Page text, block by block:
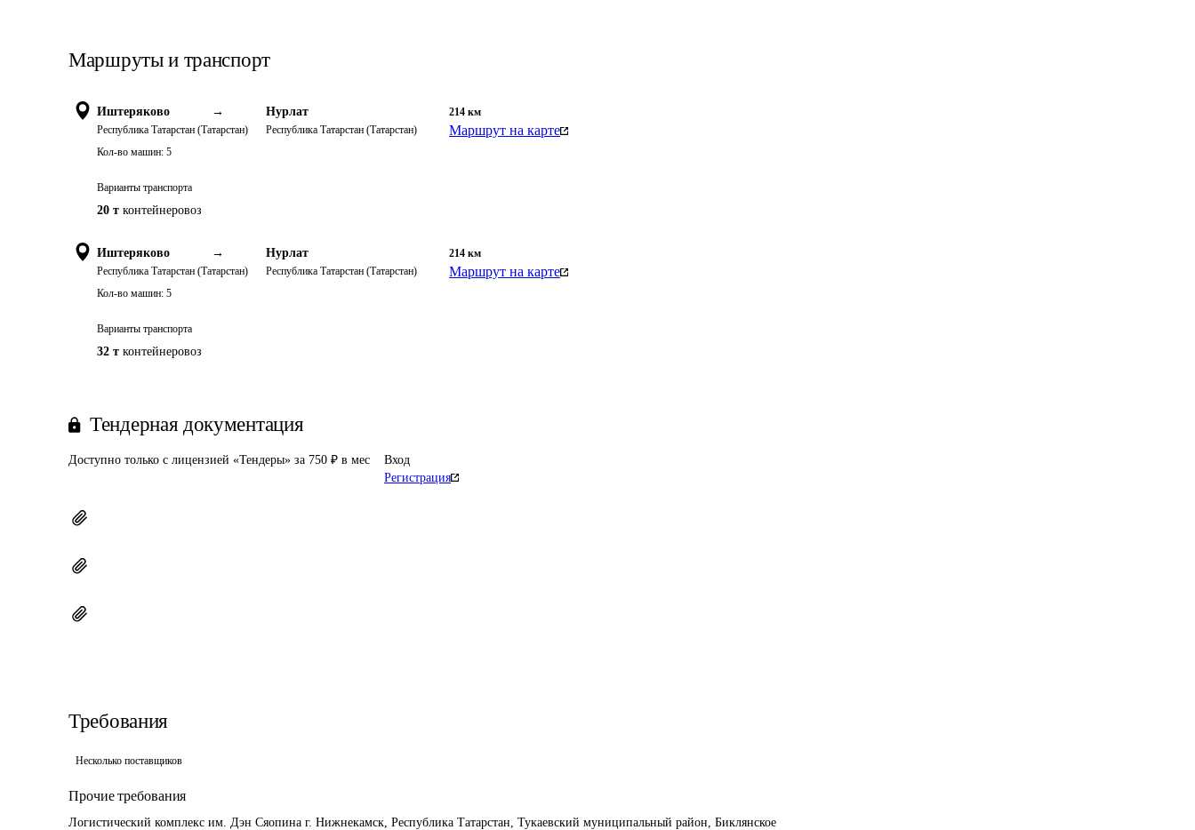
Маршруты и транспорт
Иштеряково →
Республика Татарстан (Татарстан)
Нурлат
Республика Татарстан (Татарстан)
214 км
Маршрут на карте
Кол-во машин: 5
Варианты транспорта
20 т контейнеровоз
Иштеряково →
Республика Татарстан (Татарстан)
Нурлат
Республика Татарстан (Татарстан)
214 км
Маршрут на карте
Кол-во машин: 5
Варианты транспорта
32 т контейнеровоз
Тендерная документация
Доступно только с лицензией «Тендеры» за 750 ₽ в мес
Вход
Регистрация
Требования
Несколько поставщиков
Прочие требования
Логистический комплекс им. Дэн Сяопина г. Нижнекамск, Республика Татарстан, Тукаевский муниципальный район, Биклянское